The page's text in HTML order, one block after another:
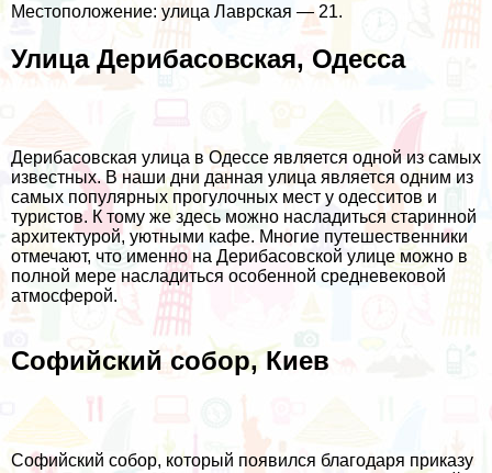
Местоположение: улица Лаврская — 21.
Улица Дерибасовская, Одесса
Дерибасовская улица в Одессе является одной из самых
известных. В наши дни данная улица является одним из
самых популярных прогулочных мест у одесситов и
туристов. К тому же здесь можно насладиться старинной
архитектурой, уютными кафе. Многие путешественники
отмечают, что именно на Дерибасовской улице можно в
полной мере насладиться особенной средневековой
атмосферой.
Софийский собор, Киев
Софийский собор, который появился благодаря приказу